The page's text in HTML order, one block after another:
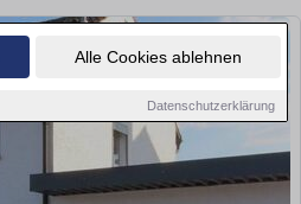
Alle Cookies ablehnen
Datenschutzerklärung